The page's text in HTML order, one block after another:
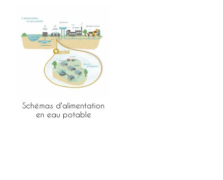
Schémas d'alimentation
en eau potable